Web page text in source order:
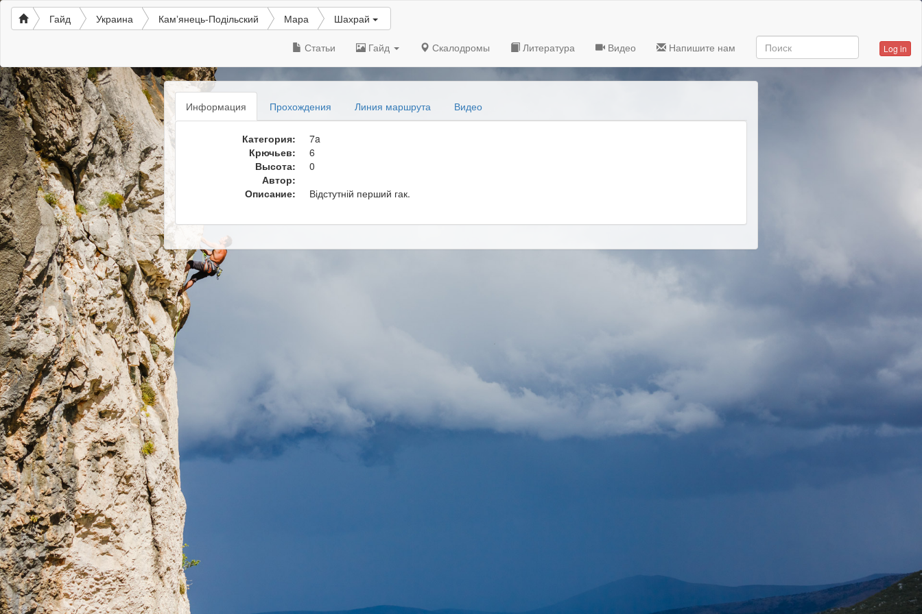
Гайд Украина Камʼянець-Подільский Мара Шахрай
Статьи Гайд Скалодромы Литература Видео Напишите нам Log in
Информация Прохождения Линия маршрута Видео
Категория:
7a
Крючьев:
6
Высота:
0
Автор:
Описание:
Відстутній перший гак.